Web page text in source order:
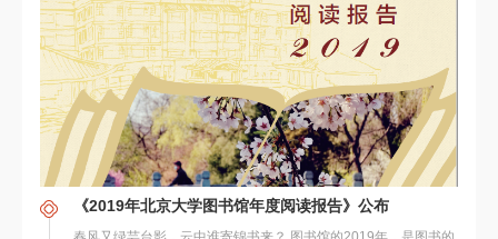
《2019年北京大学图书馆年度阅读报告》公布